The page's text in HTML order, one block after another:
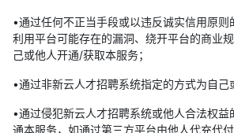
•通过任何不正当手段或以违反诚实信用原
利用平台可能存在的漏洞、绕开平台的商业
己或他人开通/获取本服务；
•通过非新云人才招聘系统指定的方式为自己
•通过侵犯新云人才招聘系统或他人合法权
通本服务，如通过第三方平台由他人代充代付